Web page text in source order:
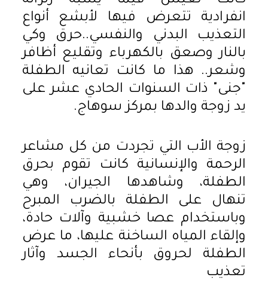
انفرادية تتعرض فيها لأبشع أنواع
التعذيب البدني والنفسي..حرق وكي
بالنار وصعق بالكهرباء وتقليع أظافر
وشعر.. هذا ما كانت تعانيه الطفلة
"جنى" ذات السنوات الحادي عشر على
يد زوجة والدها بمركز سوهاج.
زوجة الأب التي تجردت من كل مشاعر
الرحمة والإنسانية كانت تقوم بحرق
الطفلة، وشاهدها الجيران، وهي
تنهال على الطفلة بالضرب المبرح
وباستخدام عصا خشبية وآلات حادة،
وإلقاء المياه الساخنة عليها، ما عرض
الطفلة لحروق بأنحاء الجسد وآثار
تعذيب